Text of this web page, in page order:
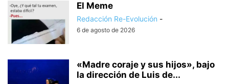
El Meme
Redacción Re-Evolución -
6 de agosto de 2026
«Madre coraje y sus hijos», bajo
la dirección de Luis de...